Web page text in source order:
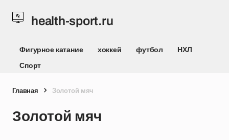
health-sport.ru
Фигурное катание хоккей футбол
НХЛ
Спорт
Главная Золотой мяч
Золотой мяч